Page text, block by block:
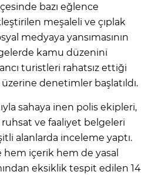
bazı eğlence
meşaleli ve çıplak
medyaya yansımasının
kamu düzenini
turistleri rahatsız ettiği
denetimler başlatıldı.
sahaya inen polis ekipleri,
ve faaliyet belgeleri
alanlarda inceleme yaptı.
içerik hem de yasal
eksiklik tespit edilen 14